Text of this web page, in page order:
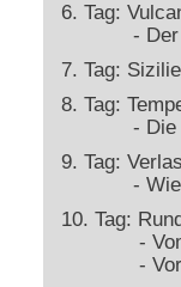
6. Tag:
- Der
7. Tag:
8. Tag:
- Die
9. Tag:
- Wie alt
10. Tag:
- Vom
-